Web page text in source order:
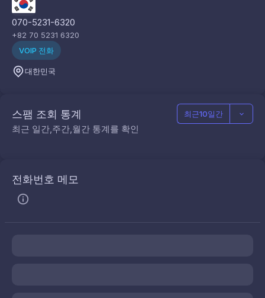
070-5231-6320
+82 70 5231 6320
VOIP 전화
대한민국
스팸 조회 통계
최근 일간,주간,월간 통계를 확인
최근10일간
전화번호 메모